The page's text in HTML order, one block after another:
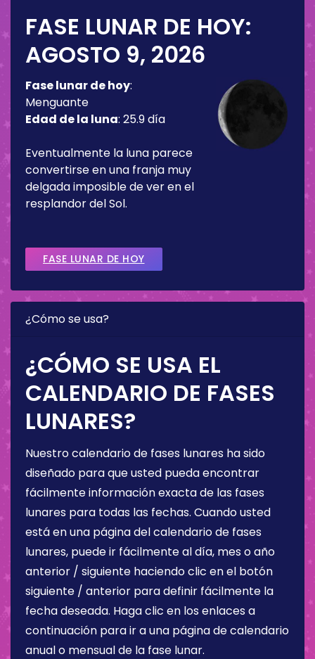
FASE LUNAR DE HOY:
AGOSTO 9, 2026
Fase lunar de hoy:
Menguante
Edad de la luna: 25.9 día
Eventualmente la luna parece
convertirse en una franja muy
delgada imposible de ver en el
resplandor del Sol.
FASE LUNAR DE HOY
¿Cómo se usa?
¿CÓMO SE USA EL
CALENDARIO DE FASES
LUNARES?
Nuestro calendario de fases lunares ha sido
diseñado para que usted pueda encontrar
fácilmente información exacta de las fases
lunares para todas las fechas. Cuando usted
está en una página del calendario de fases
lunares, puede ir fácilmente al día, mes o año
anterior / siguiente haciendo clic en el botón
siguiente / anterior para definir fácilmente la
fecha deseada. Haga clic en los enlaces a
continuación para ir a una página de calendario
anual o mensual de la fase lunar.